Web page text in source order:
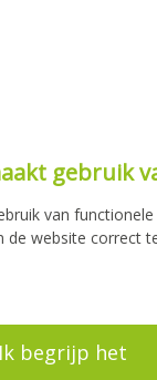
gebruik
van
de website correct
Ik begrijp het